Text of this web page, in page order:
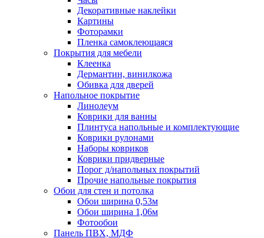
Декоративные наклейки
Картины
Фоторамки
Пленка самоклеющаяся
Покрытия для мебели
Клеенка
Дермантин, винилкожа
Обивка для дверей
Напольное покрытие
Линолеум
Коврики для ванны
Плинтуса напольные и комплектующие
Коврики рулонами
Наборы ковриков
Коврики придверные
Порог д/напольных покрытий
Прочие напольные покрытия
Обои для стен и потолка
Обои ширина 0,53м
Обои ширина 1,06м
Фотообои
Панель ПВХ, МДФ